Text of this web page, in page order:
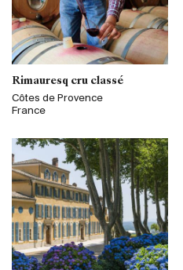
Rimauresq cru classé
Côtes de Provence
France